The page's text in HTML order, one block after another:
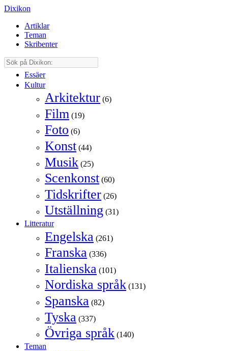
Dixikon
Artiklar
Teman
Skribenter
Essäer
Kultur
Arkitektur (6)
Film (19)
Foto (6)
Konst (44)
Musik (25)
Scenkonst (60)
Tidskrifter (26)
Utställning (31)
Litteratur
Engelska (261)
Franska (336)
Italienska (101)
Nordiska språk (131)
Spanska (82)
Tyska (337)
Övriga språk (140)
Teman